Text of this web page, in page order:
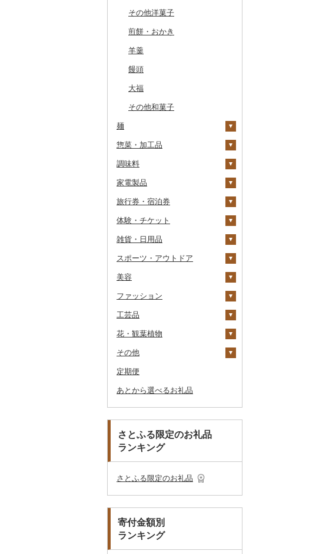
神戸牛・神戸ビーフ
但馬牛
土佐あかうし
佐賀牛
長崎和牛
あか牛
その他牛肉（精肉）
くじら
サバ
さんま
鯛
のどぐろ
ふぐ
ほっけ
その他鮮魚
その他魚介・加工品
その他米
文旦
まどんな
ポンカン
その他柑橘
干し柿
干し芋
その他ドライフルーツ
その他果物
びわ
ブルーベリー
パイナップル
栗
その他果物
茄子
レタス
その他野菜
その他酒
その他茶
その他飲料・ジュース
その他洋菓子
煎餅・おかき
羊羹
饅頭
大福
その他和菓子
麺
ラーメン
うどん
そば
パスタ
ひやむぎ
そうめん
その他麺
惣菜・加工品
惣菜
餃子
シュウマイ
コロッケ
その他惣菜
カレー・シチュー
カレー
シチュー
鍋
肉
魚
その他鍋
ピザ
レトルト
スープ
豆腐・納豆
豆腐
漬物
キムチ
その他漬物
缶詰・瓶詰
肉
魚
ジャム
その他缶詰・瓶詰
乾物
燻製（スモーク）
おせち
その他加工品
調味料
砂糖
塩
醤油
味噌
酢
だし
食用油
オリーブオイル
ごま油
はちみつ
ドレッシング
その他調味料
ケチャップ
こしょう
その他調味料
家電製品
季節・空調家電
キッチン家電
照明器具
パソコン・周辺機器
TV・オーディオ・カメラ
美容・健康家電
カー用品
時計
その他家電
旅行券・宿泊券
旅行券
JTBふるさと旅行クー
その他旅行券
宿泊券
体験・チケット
PayPay商品券
食事券
温泉・サウナ・スパ利用
券
GDOふるさとゴルフ
プレークーポン
その他のゴルフプレー
花火大会チケット
カタログギフト
雑貨・日用品
家具・インテリア
机・テーブル
その他家具・インテリ
寝具
布団
毛布
タオルケット
タオル
その他タオル
文房具・印鑑
ボールペン
ノート・ファイル
その他文房具
食器
グラス・カップ
箸
スプーン・フォーク・
ナイフ
皿・椀
その他食器
キッチン用品
フライパン
鍋
まな板
土鍋
日用品
洗剤
トイレットペーパー
ティッシュ
その他日用品
楽器・器材
本・CD・DVD
おもちゃ・ぬいぐるみ
ご当地キャラクター
ペット用品
その他雑貨
スポーツ・アウトドア
ゴルフ
ゴルフボール
ゴルフウェア
その他ゴルフ
釣り
サイクリング
アウトドア・キャンプ
その他スポーツ
その他スポーツ
美容
スキンケア
洗顔
その他スキンケア
シャンプー・リンス
石鹸・ボディーソープ
入浴剤
アロマ
プロテイン
その他美容
ファッション
鞄・バッグ
トートバッグ・ショル
ツケース
その他鞄・バッグ
洋服
女性・レディース
子供・ベビー
その他洋服
和服
靴・履物
靴・シューズ
スリッパ・下駄・草履
その他靴・履物
アクセサリー
ペンダント・ネックレ
ス
ピアス・イヤリング
その他アクセサリー
その他服飾小物
ショール・ストール
マフラー・手袋
工芸品
織物
本場奄美大島紬
陶器・漆器
唐津焼
備前焼
美濃焼
村上木彫堆朱
その他装飾品・工芸品
数珠
工芸品
播州そろばん
美濃和紙
花・観葉植物
観葉植物・苗木
花
胡蝶蘭
造花・プリザーブドフ
ラワー
その他花
盆栽・その他
その他
地域サービス
その他
定期便
あとから選べるお礼品
さとふる限定のお礼品
ランキング
さとふる限定のお礼品
寄付金額別
ランキング